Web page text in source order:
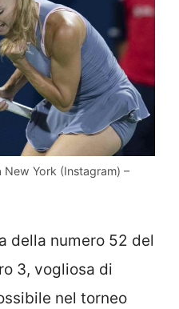
New York (Instagram) –
della numero 52 del
3, vogliosa di
nel torneo